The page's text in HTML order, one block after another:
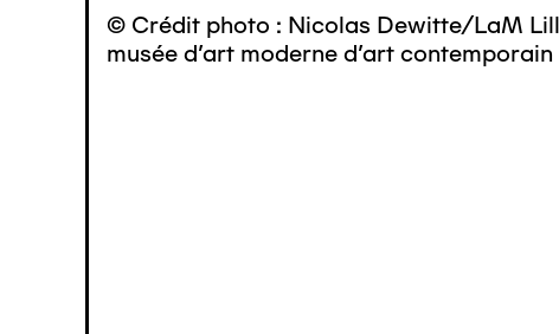
© Crédit photo : Nicolas Dewitte/LaM
musée d’art moderne d’art